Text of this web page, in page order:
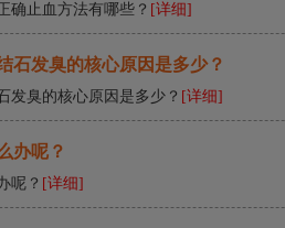
圆珠笔的潜在风险有哪些？
确止血方法有哪些？ [详细]
石发臭的核心原因是多少？
发臭的核心原因是多少？ [详细]
办呢？
呢？ [详细]